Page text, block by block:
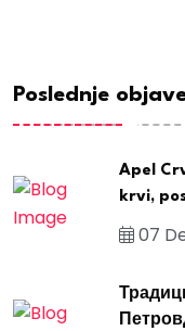
Poslednje
Apel
krvi,
07